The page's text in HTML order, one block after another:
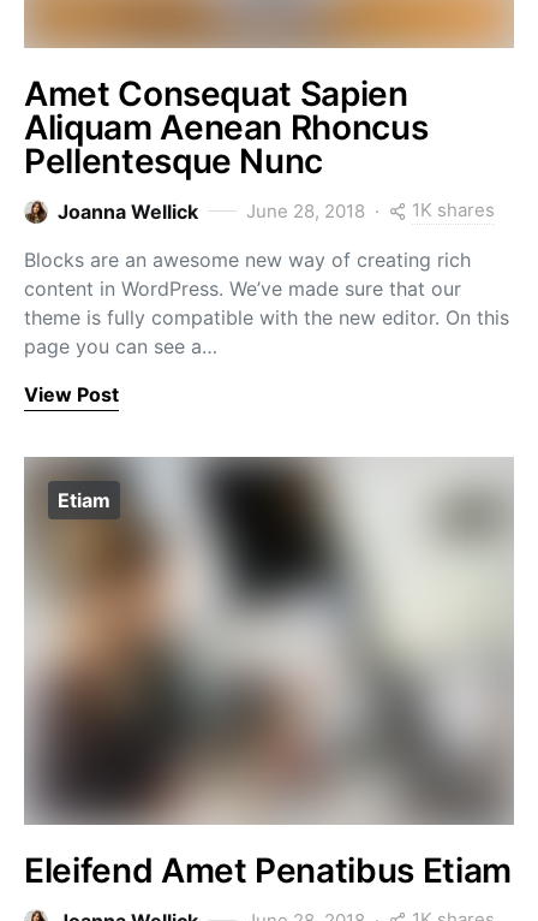
Amet Consequat Sapien
Aliquam Aenean Rhoncus
Pellentesque Nunc
Joanna Wellick June 28, 2018 1K shares
Blocks are an awesome new way of creating rich
content in WordPress. We’ve made sure that our
theme is fully compatible with the new editor. On this
page you can see a…
View Post
Etiam
Eleifend Amet Penatibus Etiam